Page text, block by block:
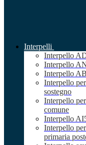
Interpelli
Interpello
Interpello
Interpello
Interpello
sostegno
Interpello
comune
Interpello
Interpello
primaria